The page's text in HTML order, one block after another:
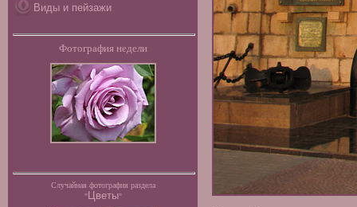
Виды и пейзажи
Фотография недели
Случайная фотография раздела
"Цветы"